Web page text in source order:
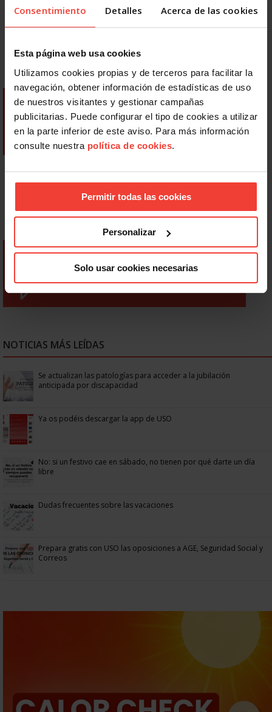
Consentimiento Detalles Acerca de las cookies
Esta página web usa cookies
Utilizamos cookies propias y de terceros para facilitar la
navegación, obtener información de estadísticas de uso
de nuestros visitantes y gestionar campañas
publicitarias. Puede configurar el tipo de cookies a utilizar
en la parte inferior de este aviso. Para más información
consulte nuestra política de cookies.
Permitir todas las cookies
Personalizar
Solo usar cookies necesarias
NOTICIAS MÁS LEÍDAS
Se actualizan las patologías para acceder a la jubilación
anticipada por discapacidad
Ya os podéis descargar la app de USO
No: si un festivo cae en sábado, no tienen por qué darte un día
libre
Dudas frecuentes sobre las vacaciones
Prepara gratis con USO las oposiciones a AGE, Seguridad Social y
Correos